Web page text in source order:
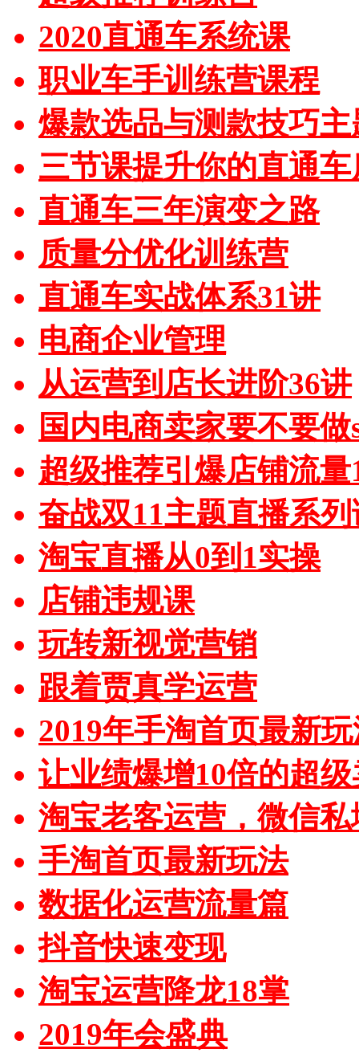
2020直通车系统课
职业车手训练营课程
爆款选品与测款技巧主
三节课提升你的直通
直通车三年演变之路
质量分优化训练营
直通车实战体系31讲
电商企业管理
从运营到店长进阶36讲
国内电商卖家要不要做
超级推荐引爆店铺流量
奋战双11主题直播系列
淘宝直播从0到1实操
店铺违规课
玩转新视觉营销
跟着贾真学运营
2019年手淘首页最新
让业绩爆增10倍的超
淘宝老客运营，微信私
手淘首页最新玩法
数据化运营流量篇
抖音快速变现
淘宝运营降龙18掌
2019年会盛典